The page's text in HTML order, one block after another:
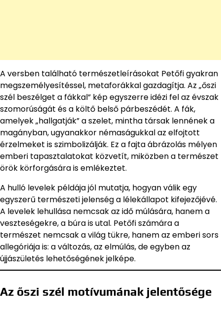
A versben található természetleírásokat Petőfi gyakran
megszemélyesítéssel, metaforákkal gazdagítja. Az „őszi
szél beszélget a fákkal” kép egyszerre idézi fel az évszak
szomorúságát és a költő belső párbeszédét. A fák,
amelyek „hallgatják” a szelet, mintha társak lennének a
magányban, ugyanakkor némaságukkal az elfojtott
érzelmeket is szimbolizálják. Ez a fajta ábrázolás mélyen
emberi tapasztalatokat közvetít, miközben a természet
örök körforgására is emlékeztet.
A hulló levelek példája jól mutatja, hogyan válik egy
egyszerű természeti jelenség a lélekállapot kifejezőjévé.
A levelek lehullása nemcsak az idő múlására, hanem a
veszteségekre, a búra is utal. Petőfi számára a
természet nemcsak a világ tükre, hanem az emberi sors
allegóriája is: a változás, az elmúlás, de egyben az
újjászületés lehetőségének jelképe.
Az őszi szél motívumának jelentősége